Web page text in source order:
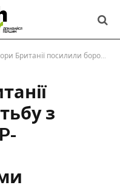
посилили боротьбу з незаконною P2P-торгівлею криптовалютами
з